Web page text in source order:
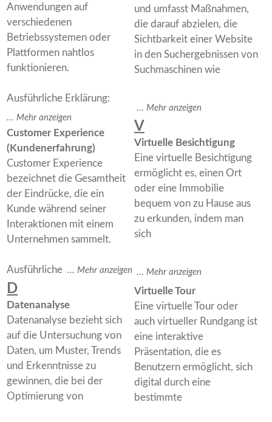
Anwendungen auf
verschiedenen
Betriebssystemen oder
Plattformen nahtlos
funktionieren.
Ausführliche Erklärung:
Customer Experience
(Kundenerfahrung)
Customer Experience
bezeichnet die Gesamtheit
der Eindrücke, die ein
Kunde während seiner
Interaktionen mit einem
Unternehmen sammelt.
Ausführliche
D
Datenanalyse
Datenanalyse bezieht sich
auf die Untersuchung von
Daten, um Muster, Trends
und Erkenntnisse zu
gewinnen, die bei der
Optimierung von
und umfasst Maßnahmen,
die darauf abzielen, die
Sichtbarkeit einer Website
in den Suchergebnissen von
Suchmaschinen wie
V
Virtuelle Besichtigung
Eine virtuelle Besichtigung
ermöglicht es, einen Ort
oder eine Immobilie
bequem von zu Hause aus
zu erkunden, indem man
sich
Virtuelle Tour
Eine virtuelle Tour oder
auch virtueller Rundgang ist
eine interaktive
Präsentation, die es
Benutzern ermöglicht, sich
digital durch eine
bestimmte